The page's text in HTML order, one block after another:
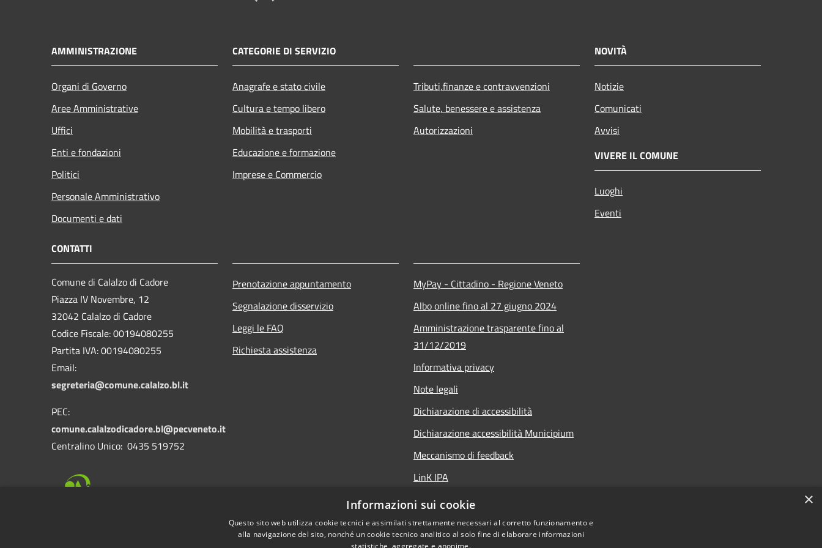
AMMINISTRAZIONE
Organi di Governo
Aree Amministrative
Uffici
Enti e fondazioni
Politici
Personale Amministrativo
Documenti e dati
CATEGORIE DI SERVIZIO
Anagrafe e stato civile
Cultura e tempo libero
Mobilità e trasporti
Educazione e formazione
Imprese e Commercio
Tributi,finanze e contravvenzioni
Salute, benessere e assistenza
Autorizzazioni
NOVITÀ
Notizie
Comunicati
Avvisi
VIVERE IL COMUNE
Luoghi
Eventi
CONTATTI
Comune di Calalzo di Cadore
Piazza IV Novembre, 12
32042 Calalzo di Cadore
Codice Fiscale: 00194080255
Partita IVA: 00194080255
Email:
segreteria@comune.calalzo.bl.it
PEC:
comune.calalzodicadore.bl@pecveneto.it
Centralino Unico: 0435 519752
Prenotazione appuntamento
Segnalazione disservizio
Leggi le FAQ
Richiesta assistenza
MyPay - Cittadino - Regione Veneto
Albo online fino al 27 giugno 2024
Amministrazione trasparente fino al
31/12/2019
Informativa privacy
Note legali
Dichiarazione di accessibilità
Dichiarazione accessibilità Municipium
Meccanismo di feedback
LinK IPA
Social media policy
×
Informazioni sui cookie
Questo sito web utilizza cookie tecnici e assimilati strettamente necessari al corretto funzionamento e
alla navigazione del sito, nonché un cookie tecnico analitico al solo fine di elaborare informazioni
statistiche, aggregate e anonime.